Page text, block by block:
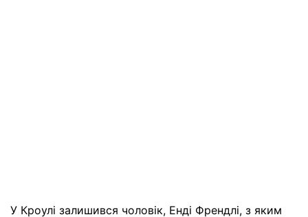
У Кроулі залишився чоловік, Енді Френдлі, з яким